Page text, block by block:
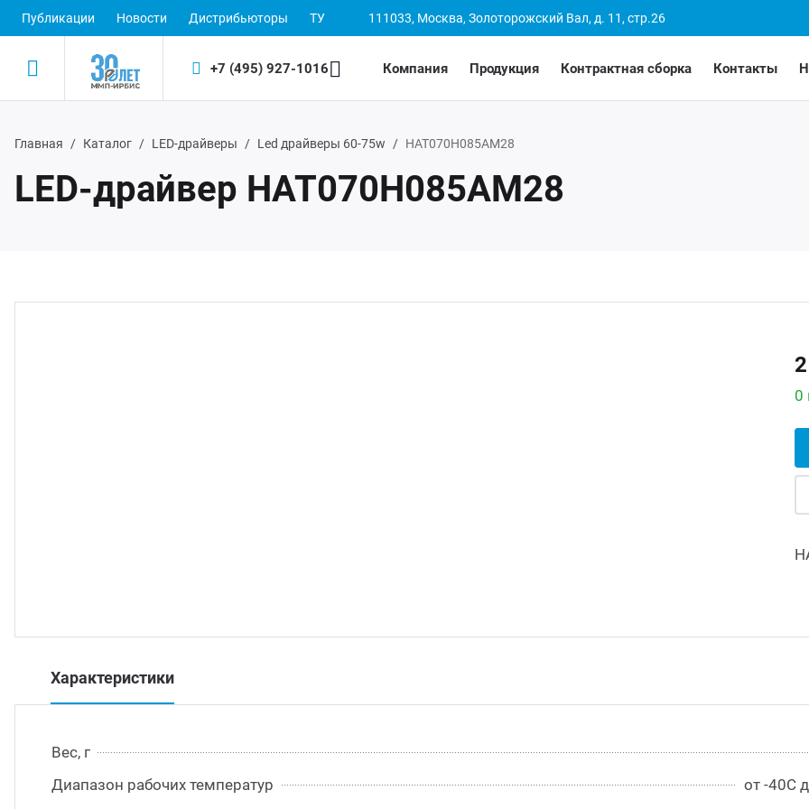
Публикации Новости Дистрибьюторы ТУ 111033, Москва, Золоторожский Вал, д. 11, стр.26
+7 (495) 927-1016 Компания Продукция Контрактная сборка Контакты
Главная Каталог LED-драйверы Led драйверы 60-75w НАТ070Н085АМ28
LED-драйвер НАТ070Н085АМ28
0
Характеристики
Вес, г
Диапазон рабочих температур
от -40С